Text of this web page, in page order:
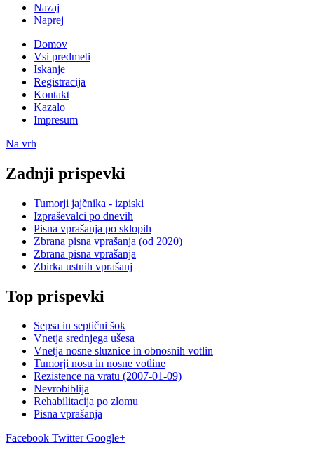
Nazaj
Naprej
Domov
Vsi predmeti
Iskanje
Registracija
Kontakt
Kazalo
Impresum
Na vrh
Zadnji prispevki
Tumorji jajčnika - izpiski
Izpraševalci po dnevih
Pisna vprašanja po sklopih
Zbrana pisna vprašanja (od 2020)
Zbrana pisna vprašanja
Zbirka ustnih vprašanj
Top prispevki
Sepsa in septični šok
Vnetja srednjega ušesa
Vnetja nosne sluznice in obnosnih votlin
Tumorji nosu in nosne votline
Rezistence na vratu (2007-01-09)
Nevrobiblija
Rehabilitacija po zlomu
Pisna vprašanja
Facebook Twitter Google+